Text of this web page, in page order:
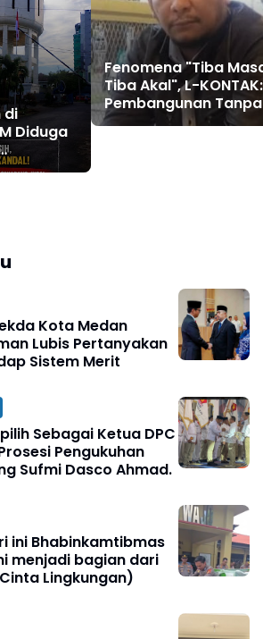
di
Diduga
Korupsi
Fenomena "Tiba
Tiba Akal", L-KONTAK:
Pembangunan Tanpa
Perencanaan Matang
Kota Medan
Lubis Pertanyakan
Sistem Merit
Sebagai Ketua DPC
Pengukuhan
Sufmi Dasco Ahmad.
ini Bhabinkamtibmas
menjadi bagian dari
Lingkungan)